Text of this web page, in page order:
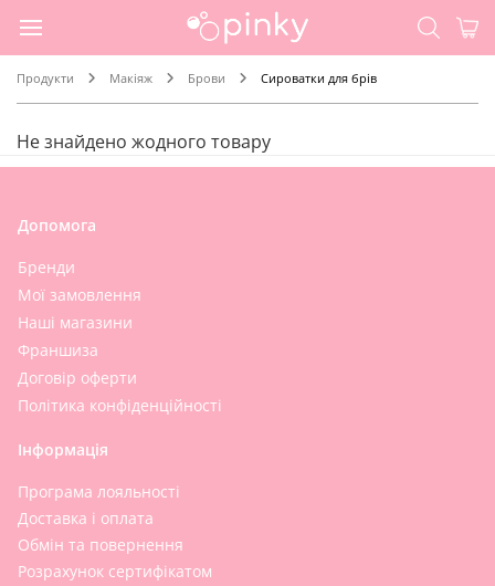
Продукти Макіяж Брови Сироватки для брів
Не знайдено жодного товару
Допомога
Бренди
Мої замовлення
Наші магазини
Франшиза
Договір оферти
Політика конфіденційності
Інформація
Програма лояльності
Доставка і оплата
Обмін та повернення
Розрахунок сертифікатом